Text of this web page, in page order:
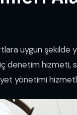
uygun şekilde
denetim hizmeti,
yönetimi